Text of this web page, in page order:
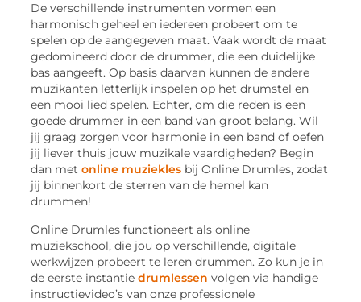
De verschillende instrumenten vormen een
harmonisch geheel en iedereen probeert om te
spelen op de aangegeven maat. Vaak wordt de maat
gedomineerd door de drummer, die een duidelijke
bas aangeeft. Op basis daarvan kunnen de andere
muzikanten letterlijk inspelen op het drumstel en
een mooi lied spelen. Echter, om die reden is een
goede drummer in een band van groot belang. Wil
jij graag zorgen voor harmonie in een band of oefen
jij liever thuis jouw muzikale vaardigheden? Begin
dan metonline muziekles bij Online Drumles, zodat
jij binnenkort de sterren van de hemel kan
drummen!
Online Drumles functioneert als online
muziekschool, die jou op verschillende, digitale
werkwijzen probeert te leren drummen. Zo kun je in
de eerste instantiedrumlessen volgen via handige
instructievideo’s van onze professionele